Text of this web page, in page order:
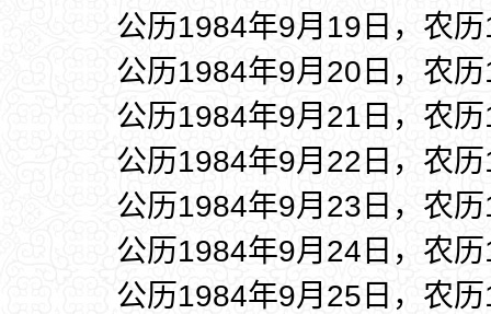
公历1984年9月19日，农
公历1984年9月20日，农
公历1984年9月21日，农
公历1984年9月22日，农
公历1984年9月23日，农
公历1984年9月24日，农
公历1984年9月25日，农